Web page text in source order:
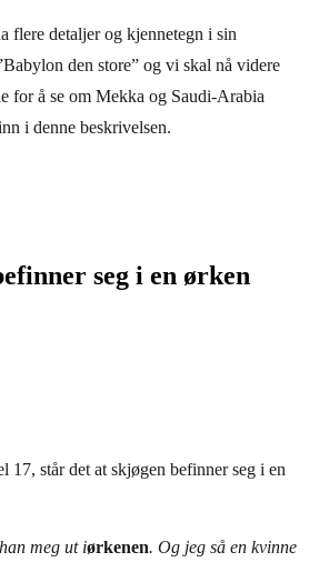
flere detaljer og kjennetegn i sin
den store” og vi skal nå videre
for å se om Mekka og Saudi-Arabia
i denne beskrivelsen.
seg i en ørken
17, står det at skjøgen befinner seg i en
meg ut iørkenen. Og jeg så en kvinne